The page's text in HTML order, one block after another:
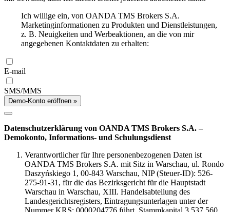
Ich willige ein, von OANDA TMS Brokers S.A.
Marketinginformationen zu Produkten und Dienstleistungen,
z. B. Neuigkeiten und Werbeaktionen, an die von mir
angegebenen Kontaktdaten zu erhalten:
E-mail
SMS/MMS
Demo-Konto eröffnen »
Datenschutzerklärung von OANDA TMS Brokers S.A. –
Demokonto, Informations- und Schulungsdienst
Verantwortlicher für Ihre personenbezogenen Daten ist
OANDA TMS Brokers S.A. mit Sitz in Warschau, ul. Rondo
Daszyńskiego 1, 00-843 Warschau, NIP (Steuer-ID): 526-
275-91-31, für die das Bezirksgericht für die Hauptstadt
Warschau in Warschau, XIII. Handelsabteilung des
Landesgerichtsregisters, Eintragungsunterlagen unter der
Nummer KRS: 0000204776 führt, Stammkapital 3 537 560